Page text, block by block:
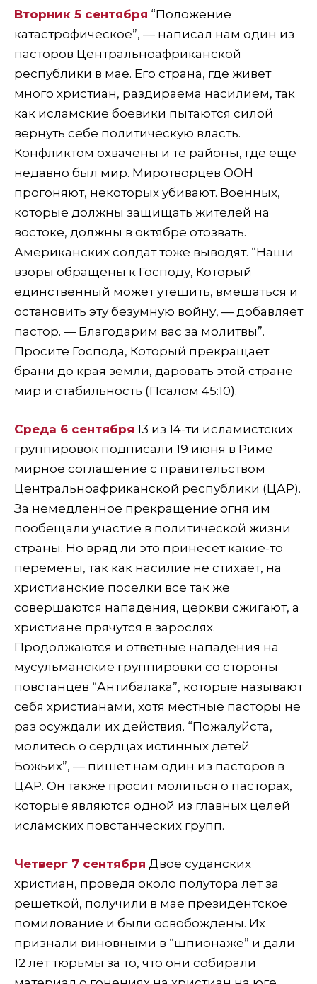
Вторник 5 сентября “Положение
катастрофическое”, — написал нам один из
пасторов Центральноафриканской
республики в мае. Его страна, где живет
много христиан, раздираема насилием, так
как исламские боевики пытаются силой
вернуть себе политическую власть.
Конфликтом охвачены и те районы, где еще
недавно был мир. Миротворцев ООН
прогоняют, некоторых убивают. Военных,
которые должны защищать жителей на
востоке, должны в октябре отозвать.
Американских солдат тоже выводят. “Наши
взоры обращены к Господу, Который
единственный может утешить, вмешаться и
остановить эту безумную войну, — добавляет
пастор. — Благодарим вас за молитвы”.
Просите Господа, Который прекращает
брани до края земли, даровать этой стране
мир и стабильность (Псалом 45:10).
Среда 6 сентября 13 из 14-ти исламистских
группировок подписали 19 июня в Риме
мирное соглашение с правительством
Центральноафриканской республики (ЦАР).
За немедленное прекращение огня им
пообещали участие в политической жизни
страны. Но вряд ли это принесет какие-то
перемены, так как насилие не стихает, на
христианские поселки все так же
совершаются нападения, церкви сжигают, а
христиане прячутся в зарослях.
Продолжаются и ответные нападения на
мусульманские группировки со стороны
повстанцев “Антибалака”, которые называют
себя христианами, хотя местные пасторы не
раз осуждали их действия. “Пожалуйста,
молитесь о сердцах истинных детей
Божьих”, — пишет нам один из пасторов в
ЦАР. Он также просит молиться о пасторах,
которые являются одной из главных целей
исламских повстанческих групп.
Четверг 7 сентября Двое суданских
христиан, проведя около полутора лет за
решеткой, получили в мае президентское
помилование и были освобождены. Их
признали виновными в “шпионаже” и дали
12 лет тюрьмы за то, что они собирали